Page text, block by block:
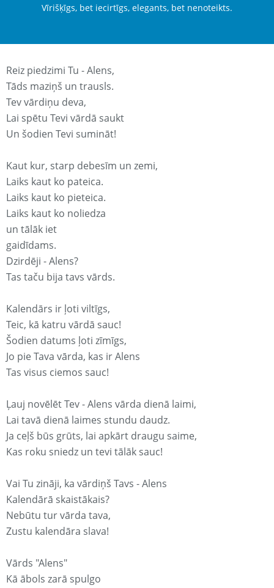
Vīrišķīgs, bet iecirtīgs, elegants, bet nenoteikts.
Reiz piedzimi Tu - Alens,
Tāds maziņš un trausls.
Tev vārdiņu deva,
Lai spētu Tevi vārdā saukt
Un šodien Tevi sumināt!
Kaut kur, starp debesīm un zemi,
Laiks kaut ko pateica.
Laiks kaut ko pieteica.
Laiks kaut ko noliedza
un tālāk iet
gaidīdams.
Dzirdēji - Alens?
Tas taču bija tavs vārds.
Kalendārs ir ļoti viltīgs,
Teic, kā katru vārdā sauc!
Šodien datums ļoti zīmīgs,
Jo pie Tava vārda, kas ir Alens
Tas visus ciemos sauc!
Ļauj novēlēt Tev - Alens vārda dienā laimi,
Lai tavā dienā laimes stundu daudz.
Ja ceļš būs grūts, lai apkārt draugu saime,
Kas roku sniedz un tevi tālāk sauc!
Vai Tu zināji, ka vārdiņš Tavs - Alens
Kalendārā skaistākais?
Nebūtu tur vārda tava,
Zustu kalendāra slava!
Vārds "Alens"
Kā ābols zarā spulgo